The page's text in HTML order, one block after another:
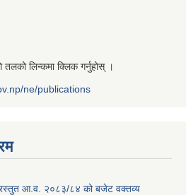
तलको लिन्कमा क्लिक गर्नुहोस् ।
ne/publications
प्रस्तुत आ.व. २०८३/८४ को बजेट वक्तव्य